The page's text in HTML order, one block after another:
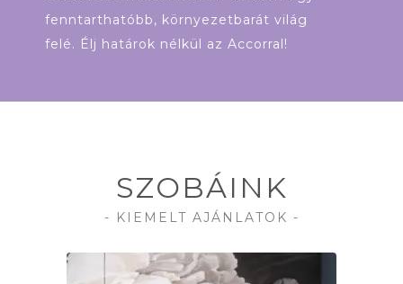
fenntarthatóbb, környezetbarát világ
felé. Élj határok nélkül az Accorral!
SZOBÁINK
- KIEMELT AJÁNLATOK -